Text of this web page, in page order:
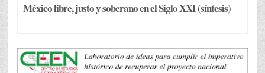
México libre, justo y soberano en el Siglo XXI (síntesis) La